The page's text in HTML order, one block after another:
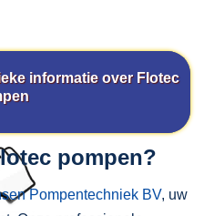
informatie over Flotec
pompen?
Pompentechniek BV, uw